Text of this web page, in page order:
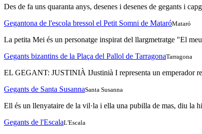
Des de fa uns quaranta anys, desenes i desenes de gegants i
Gegantona de l'escola bressol el Petit Somni de MataróMataró
La petita Mei és un personatge inspirat del llargmetratge "El
Gegants bizantins de la Plaça del Pallol de TarragonaTarragona
EL GEGANT: JUSTINIÀ IJustinià I representa un emperador
Gegants de Santa SusannaSanta Susanna
Ell és un llenyataire de la vil·la i ella una pubilla de mas, diu la
Gegants de l'EscalaL'Escala